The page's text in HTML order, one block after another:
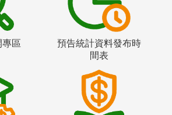
專區
預告統計資料發布時
間表